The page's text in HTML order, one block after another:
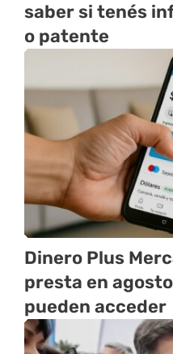
saber si tenés
o patente
Dinero Plus
presta en
pueden acceder